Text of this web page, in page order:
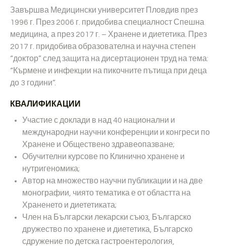
Завършва Медицински университет Пловдив през
1996 г. През 2006 г. придобива специалност Спешна
медицина, а през 2017 г. – Хранене и диететика. През
2017 г. придобива образователна и научна степен
“доктор” след защита на дисертационен труд на тема:
“Кърмене и инфекции на пикочните пътища при деца
до 3 години”.
КВАЛИФИКАЦИИ
Участие с доклади в над 40 национални и
международни научни конференции и конгреси по
Хранене и Обществено здравеопазване;
Обучителни курсове по Клинично хранене и
нутригеномика;
Автор на множество научни публикации и на две
монографии, чиято тематика е от областта на
Храненето и диететиката;
Член на Български лекарски съюз, Българско
дружество по хранене и диететика, Българско
сдружение по детска гастроентерология,